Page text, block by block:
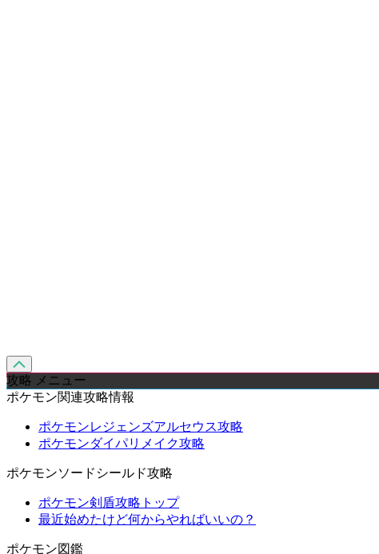
攻略 メニュー
ポケモン関連攻略情報
ポケモンレジェンズアルセウス攻略
ポケモンダイパリメイク攻略
ポケモンソードシールド攻略
ポケモン剣盾攻略トップ
最近始めたけど何からやればいいの？
ポケモン図鑑